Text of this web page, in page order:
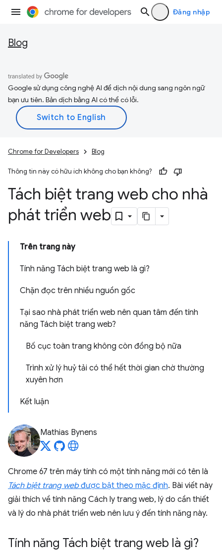
Đăng nhập
Blog
Google sử dụng công nghệ AI để dịch nội dung sang ngôn ngữ
bạn ưu tiên. Bản dịch bằng AI có thể có lỗi.
Chrome for Developers Blog
Thông tin này có hữu ích không cho bạn không?
Tách biệt trang web cho nhà
phát triển web
Trên trang này
Tính năng Tách biệt trang web là gì?
Chặn đọc trên nhiều nguồn gốc
Tại sao nhà phát triển web nên quan tâm đến tính
năng Tách biệt trang web?
Bố cục toàn trang không còn đồng bộ nữa
Trình xử lý huỷ tải có thể hết thời gian chờ thường
xuyên hơn
Kết luận
Mathias Bynens
Chrome 67 trên máy tính có một tính năng mới có tên là
Tách biệt trang webđược bật theo mặc định. Bài viết này
giải thích về tính năng Cách ly trang web, lý do cần thiết
và lý do nhà phát triển web nên lưu ý đến tính năng này.
Tính năng Tách biệt trang web là gì?